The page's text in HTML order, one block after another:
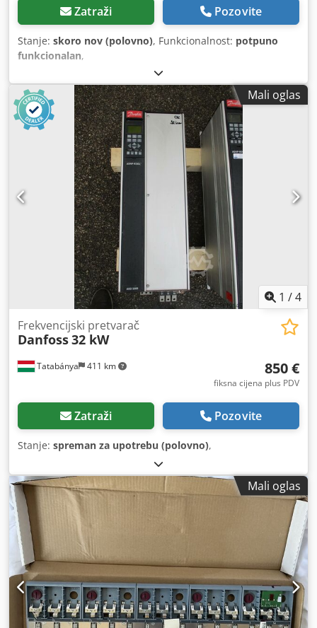
Zatraži Pozovite
Stanje: skoro nov (polovno), Funkcionalnost: potpuno
funkcionalan,
Mali oglas
1 /4
Tatabánya 411 km
Frekvencijski pretvarač
Danfoss32 kW
850 €
fiksna cijena plus PDV
Zatraži Pozovite
Stanje: spreman za upotrebu (polovno),
Mali oglas